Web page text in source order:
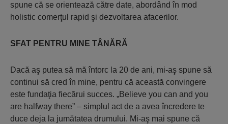
spune că se orientează către date, abordând în mod
holistic comerţul rapid şi dezvoltarea afacerilor.
SFAT PENTRU MINE TÂNĂRĂ
Dacă aş putea să mă întorc la 20 de ani, mi-aş spune să
continui să cred în mine, pentru că această convingere
este fundaţia fiecărui succes. „Believe you can and you
are halfway there” – simplul act de a avea încredere te
duce deja la jumătatea drumului. Mi-aş mai spune că